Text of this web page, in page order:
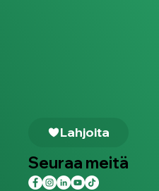
Lahjoita
Seuraa meitä